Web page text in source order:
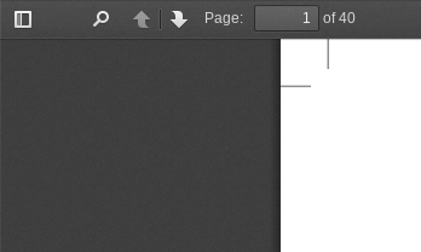
Toggle
PreviousNext
Page:
of 40